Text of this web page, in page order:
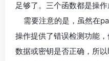
足够了。三个函数都是操作
需要注意的是，虽然在
操作提供了错误检测功能
数据或密钥是否正确，所